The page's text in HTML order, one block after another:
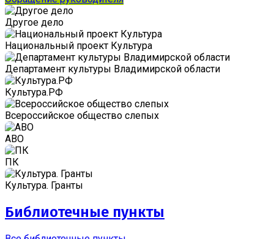
Другое дело
Национальный проект Культура
Департамент культуры Владимирской области
Культура.РФ
Всероссийское общество слепых
АВО
ПК
Культура. Гранты
Библиотечные пункты